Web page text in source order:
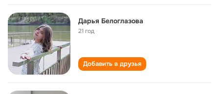
Дарья Белоглазова
21 год
Добавить в друзья